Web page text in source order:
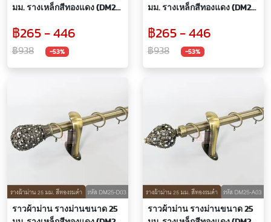
มม. รางเหล็กสีทองแดง (DM25-
฿265 - 446
฿938 -53%
มม. รางเหล็กสีทองแดง (DM25-
฿265 - 446
฿938 -53%
ราวผ้าม่าน รางม่านขนาด 25
ราวผ้าม่าน รางม่านขนาด 25